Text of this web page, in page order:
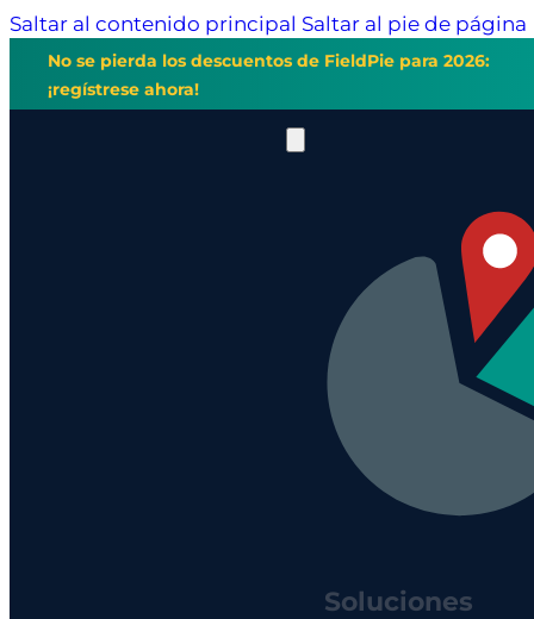
Saltar al contenido principal Saltar al pie de página
No se pierda los descuentos de FieldPie para 2026:
¡regístrese ahora!
Soluciones